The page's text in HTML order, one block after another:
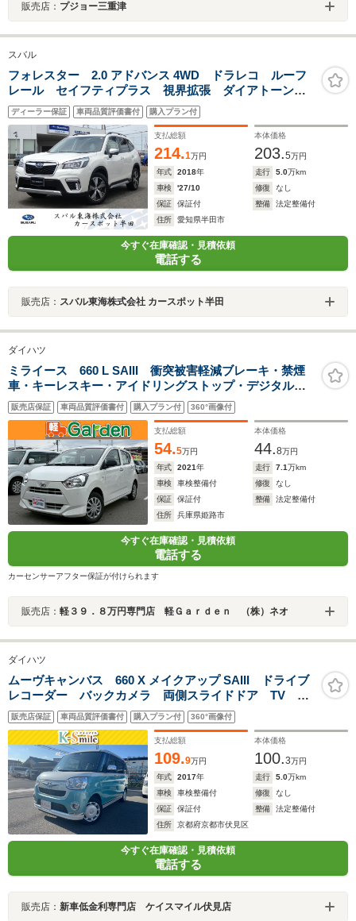
販売店： プジョー三重津
スバル
フォレスター 2.0 アドバンス 4WD ドラレコ ルーフ
レール セイフティプラス 視界拡張 ダイアトーンナ
ビ フルセグ Bluetoothオーディオ USB フロントカ
メラ サイドカメラ バックカメラ スマートリヤビュ
ーミラー ETC2.0
ディーラー保証 車両品質評価書付 購入プラン付
支払総額
214.1万円
本体価格
203.5万円
年式
2018年 走行 5.0万km
車検
'27/10 修復
なし
保証
保証付 整備
法定整備付
住所
愛知県半田市
今すぐ在庫確認・見積依頼
電話する
販売店： スバル東海株式会社 カースポット半田
ダイハツ
ミライース 660 L SAIII 衝突被害軽減ブレーキ・禁煙
車・キーレスキー・アイドリングストップ・デジタルメ
ーター
販売店保証 車両品質評価書付 購入プラン付 360°画像付
支払総額
54.5万円
本体価格
44.8万円
年式
2021年 走行 7.1万km
車検
車検整備付 修復
なし
保証
保証付 整備
法定整備付
住所
兵庫県姫路市
今すぐ在庫確認・見積依頼
電話する
カーセンサーアフター保証が付けられます
販売店： 軽３９．８万円専門店 軽Ｇａｒｄｅｎ （株）ネオ
ダイハツ
ムーヴキャンバス 660 X メイクアップ SAIII ドライブ
レコーダー バックカメラ 両側スライドドア TV ク
リアランスソナー 衝突被害軽減システム オートマチ
ックハイビーム スマートキー アイドリングストッ
プ 電動格納ミラー CVT ベンチシート
販売店保証 車両品質評価書付 購入プラン付 360°画像付
支払総額
109.9万円
本体価格
100.3万円
年式
2017年 走行 5.0万km
車検
車検整備付 修復
なし
保証
保証付 整備
法定整備付
住所
京都府京都市伏見区
今すぐ在庫確認・見積依頼
電話する
販売店： 新車低金利専門店 ケイスマイル伏見店